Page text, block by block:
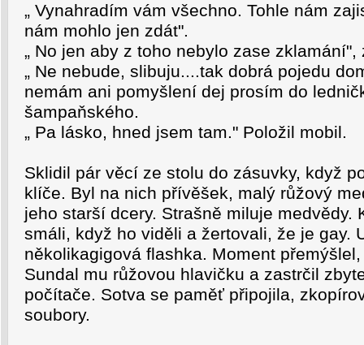
„ Vynahradím vám všechno. Tohle nám
nám mohlo jen zdát".
„ No jen aby z toho nebylo zase
„ Ne nebude, slibuju....tak dobrá pojedu
nemám ani pomyšlení dej prosím do
šampaňského.
„ Pa lásko, hned jsem tam." Položil mobil.
Sklidil pár věcí ze stolu do zásuvky, když
klíče. Byl na nich přívěšek, malý růžový
jeho starší dcery. Strašně miluje medvědy.
smáli, když ho viděli a žertovali, že je gay.
několikagigová flashka. Moment
Sundal mu růžovou hlavičku a zastrčil
počítače. Sotva se paměť připojila,
soubory.